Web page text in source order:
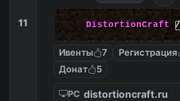
11 DistortionCraft
Ивенты 7 Регистрация
Донат
5
PC distortioncraft.ru